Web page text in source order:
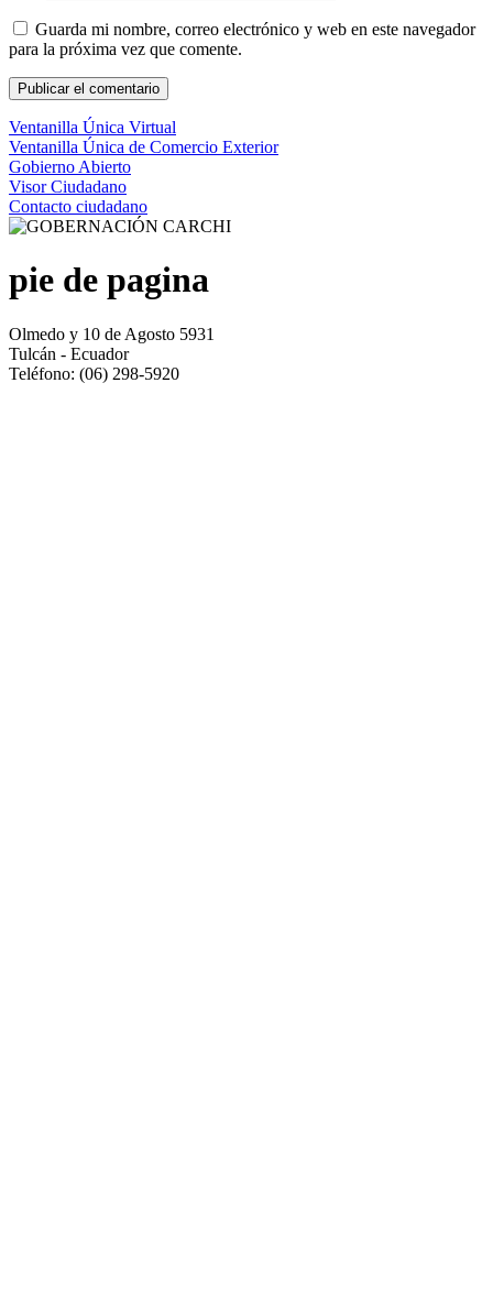
Guarda mi nombre, correo electrónico y web en este navegador
para la próxima vez que comente.
Ventanilla Única Virtual
Ventanilla Única de Comercio Exterior
Gobierno Abierto
Visor Ciudadano
Contacto ciudadano
pie de pagina
Olmedo y 10 de Agosto 5931
Tulcán - Ecuador
Teléfono: (06) 298-5920